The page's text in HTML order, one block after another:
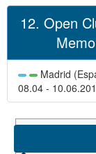
12. Open
Madrid
08.04 -